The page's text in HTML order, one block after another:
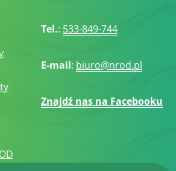
Tel.: 533-849-744
E-mail: biuro@nrod.pl
Znajdź nas na Facebooku